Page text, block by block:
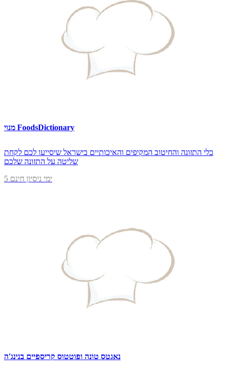
מנוי FoodsDictionary
כלי התזונה והחיטוב המקיפים והאיכותיים בישראל שיסייעו לכם לקחת
שליטה על התזונה שלכם
5 ימי ניסיון חינם
נאגטס טונה ופוטטוס קריספיים בנינג'ה